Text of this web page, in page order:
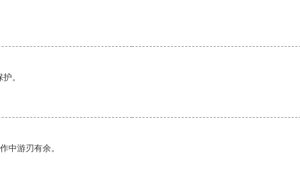
。
中游刃有余。